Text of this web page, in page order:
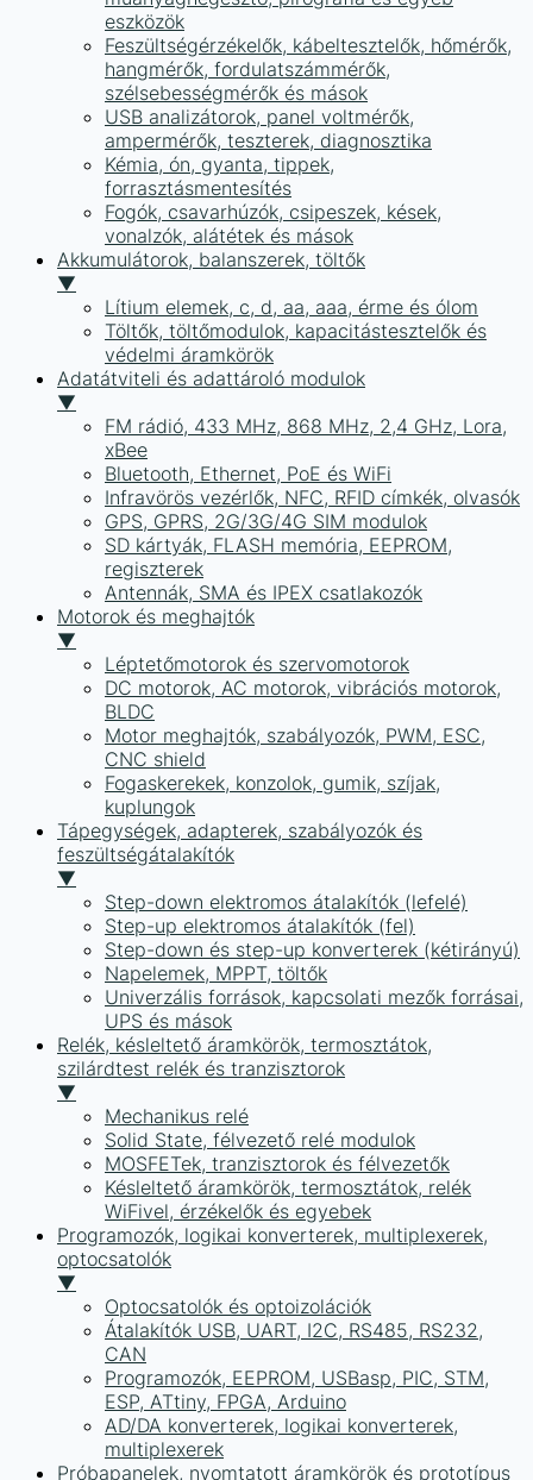
eszközök
Feszültségérzékelők, kábeltesztelők, hőmérők,
hangmérők, fordulatszámmérők,
szélsebességmérők és mások
USB analizátorok, panel voltmérők,
ampermérők, teszterek, diagnosztika
Kémia, ón, gyanta, tippek,
forrasztásmentesítés
Fogók, csavarhúzók, csipeszek, kések,
vonalzók, alátétek és mások
Akkumulátorok, balanszerek, töltők
▼
Lítium elemek, c, d, aa, aaa, érme és ólom
Töltők, töltőmodulok, kapacitástesztelők és
védelmi áramkörök
Adatátviteli és adattároló modulok
▼
FM rádió, 433 MHz, 868 MHz, 2,4 GHz, Lora,
xBee
Bluetooth, Ethernet, PoE és WiFi
Infravörös vezérlők, NFC, RFID címkék, olvasók
GPS, GPRS, 2G/3G/4G SIM modulok
SD kártyák, FLASH memória, EEPROM,
regiszterek
Antennák, SMA és IPEX csatlakozók
Motorok és meghajtók
▼
Léptetőmotorok és szervomotorok
DC motorok, AC motorok, vibrációs motorok,
BLDC
Motor meghajtók, szabályozók, PWM, ESC,
CNC shield
Fogaskerekek, konzolok, gumik, szíjak,
kuplungok
Tápegységek, adapterek, szabályozók és
feszültségátalakítók
▼
Step-down elektromos átalakítók (lefelé)
Step-up elektromos átalakítók (fel)
Step-down és step-up konverterek (kétirányú)
Napelemek, MPPT, töltők
Univerzális források, kapcsolati mezők forrásai,
UPS és mások
Relék, késleltető áramkörök, termosztátok,
szilárdtest relék és tranzisztorok
▼
Mechanikus relé
Solid State, félvezető relé modulok
MOSFETek, tranzisztorok és félvezetők
Késleltető áramkörök, termosztátok, relék
WiFivel, érzékelők és egyebek
Programozók, logikai konverterek, multiplexerek,
optocsatolók
▼
Optocsatolók és optoizolációk
Átalakítók USB, UART, I2C, RS485, RS232,
CAN
Programozók, EEPROM, USBasp, PIC, STM,
ESP, ATtiny, FPGA, Arduino
AD/DA konverterek, logikai konverterek,
multiplexerek
Próbapanelek, nyomtatott áramkörök és prototípus